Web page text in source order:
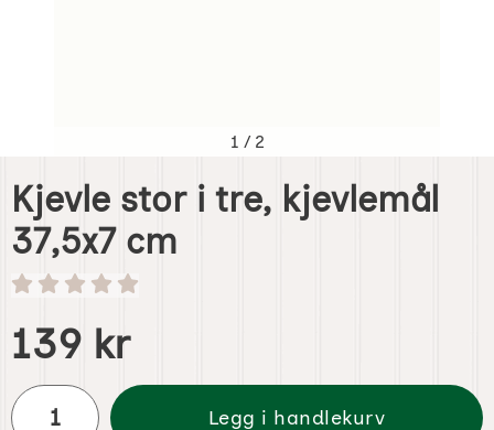
1 / 2
Kjevle stor i tre, kjevlemål
37,5x7 cm
Handle dette produktet, Kjevle stor i tre, kjevlemål 37,5x7
pris
139 kr
antall
Legg i handlekurv